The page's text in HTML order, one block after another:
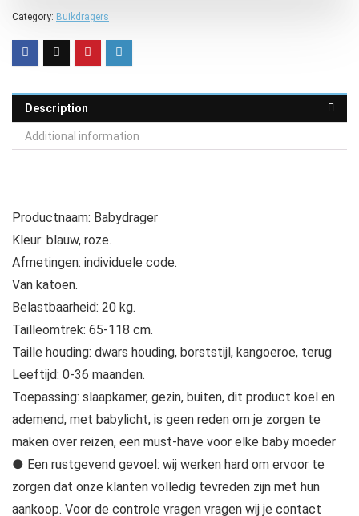
Category: Buikdragers
Description
Additional information
Productnaam: Babydrager
Kleur: blauw, roze.
Afmetingen: individuele code.
Van katoen.
Belastbaarheid: 20 kg.
Tailleomtrek: 65-118 cm.
Taille houding: dwars houding, borststijl, kangoeroe, terug
Leeftijd: 0-36 maanden.
Toepassing: slaapkamer, gezin, buiten, dit product koel en
ademend, met babylicht, is geen reden om je zorgen te
maken over reizen, een must-have voor elke baby moeder
● Een rustgevend gevoel: wij werken hard om ervoor te
zorgen dat onze klanten volledig tevreden zijn met hun
aankoop. Voor de controle vragen vragen wij je contact